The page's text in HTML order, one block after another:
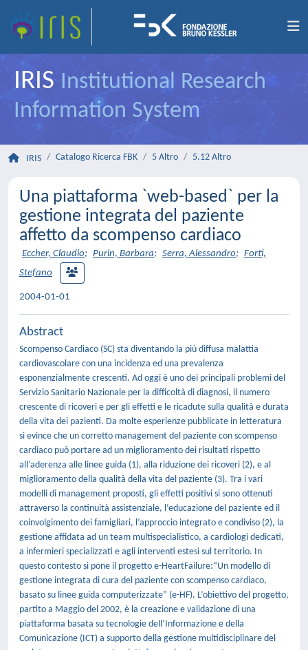
IRIS Institutional Research
Information System
IRIS Catalogo Ricerca FBK 5 Altro 5.12 Altro
Una piattaforma `web-based` per la
gestione integrata del paziente
affetto da scompenso cardiaco
Eccher, Claudio; Purin, Barbara; Serra, Alessandro; Forti,
Stefano
2004-01-01
Abstract
Scompenso Cardiaco (SC) sta diventando la più diffusa malattia
cardiovascolare con una incidenza ed una prevalenza
esponenzialmente crescenti. Ad oggi è uno dei principali problemi del
Servizio Sanitario Nazionale per la difficoltà di diagnosi, il numero
crescente di ricoveri e per gli effetti e le ricadute sulla qualità e durata
della vita dei pazienti. Da molte esperienze pubblicate in letteratura
si evince che un corretto management del paziente con scompenso
cardiaco può portare ad un miglioramento dei risultati rispetto
all’aderenza alle linee guida (1), alla riduzione dei ricoveri (2), e al
miglioramento della qualità della vita del paziente (3). Tra i vari
modelli di management proposti, gli effetti positivi si sono ottenuti
attraverso la continuità assistenziale, l’educazione del paziente ed il
coinvolgimento dei famigliari, l’approccio integrato e condiviso (2), la
gestione affidata ad un team multispecialistico, a cardiologi dedicati,
a infermieri specializzati e agli interventi estesi sul territorio. In
questo contesto si pone il progetto e-HeartFailure:“Un modello di
gestione integrata di cura del paziente con scompenso cardiaco,
basato su linee guida computerizzate” (e-HF). L’obiettivo del progetto,
partito a Maggio del 2002, è la creazione e validazione di una
piattaforma basata su tecnologie dell’Informazione e della
Comunicazione (ICT) a supporto della gestione multidisciplinare del